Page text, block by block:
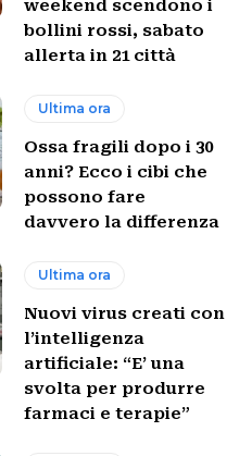
weekend scendono i
bollini rossi, sabato
allerta in 21 città
Ultima ora
Ossa fragili dopo i 30
anni? Ecco i cibi che
possono fare
davvero la differenza
Ultima ora
Nuovi virus creati con
l’intelligenza
artificiale: “E’ una
svolta per produrre
farmaci e terapie”